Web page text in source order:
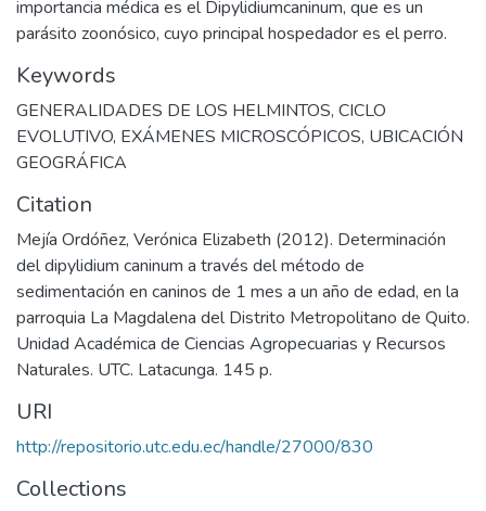
importancia médica es el Dipylidiumcaninum, que es un
parásito zoonósico, cuyo principal hospedador es el perro.
Keywords
GENERALIDADES DE LOS HELMINTOS, CICLO
EVOLUTIVO, EXÁMENES MICROSCÓPICOS, UBICACIÓN
GEOGRÁFICA
Citation
Mejía Ordóñez, Verónica Elizabeth (2012). Determinación
del dipylidium caninum a través del método de
sedimentación en caninos de 1 mes a un año de edad, en la
parroquia La Magdalena del Distrito Metropolitano de Quito.
Unidad Académica de Ciencias Agropecuarias y Recursos
Naturales. UTC. Latacunga. 145 p.
URI
http://repositorio.utc.edu.ec/handle/27000/830
Collections